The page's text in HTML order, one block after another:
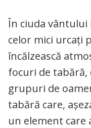
În ciuda vântului
celor mici urcați
încălzească
focuri de
grupuri de
tabără care,
un element care